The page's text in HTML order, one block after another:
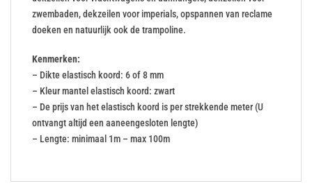
zwembaden, dekzeilen voor imperials, opspannen van reclame
doeken en natuurlijk ook de trampoline.
Kenmerken:
– Dikte elastisch koord: 6 of 8 mm
– Kleur mantel elastisch koord: zwart
– De prijs van het elastisch koord is per strekkende meter (U
ontvangt altijd een aaneengesloten lengte)
– Lengte: minimaal 1m – max 100m